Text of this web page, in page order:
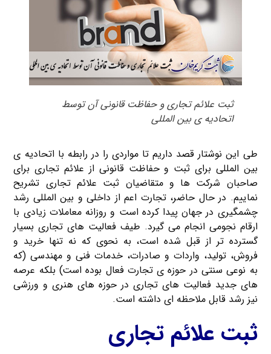
ثبت علائم تجاری و حفاظت قانونی آن توسط
اتحادیه ی بین المللی
طی این نوشتار قصد داریم تا مواردی را در رابطه با اتحادیه ی
بین المللی برای ثبت و حفاظت قانونی از علائم تجاری برای
صاحبان شرکت ها و متقاضیان ثبت علائم تجاری تشریح
نماییم. در حال حاضر، تجارت اعم از داخلی و بین المللی رشد
چشمگیری در جهان پیدا کرده است و روزانه معاملات زیادی با
ارقام نجومی انجام می گیرد. طیف فعالیت های تجاری بسیار
گسترده تر از قبل شده است، به نحوی که نه تنها خرید و
فروش، تولید، واردات و صادرات، خدمات فنی و مهندسی (که
به نوعی سنتی در حوزه ی تجارت فعال بوده است) بلکه عرصه
های جدید فعالیت های تجاری در حوزه های هنری و ورزشی
نیز رشد قابل ملاحظه ای داشته است.
ثبت علائم تجاری